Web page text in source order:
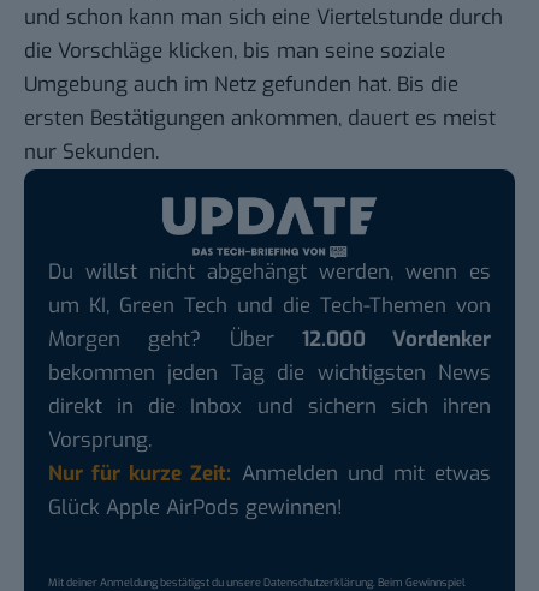
und schon kann man sich eine Viertelstunde durch
die Vorschläge klicken, bis man seine soziale
Umgebung auch im Netz gefunden hat. Bis die
ersten Bestätigungen ankommen, dauert es meist
nur Sekunden.
Du willst nicht abgehängt werden, wenn es
um KI, Green Tech und die Tech-Themen von
Morgen geht? Über 12.000 Vordenker
bekommen jeden Tag die wichtigsten News
direkt in die Inbox und sichern sich ihren
Vorsprung.
Nur für kurze Zeit: Anmelden und mit etwas
Glück Apple AirPods gewinnen!
Mit deiner Anmeldung bestätigst du unsereDatenschutzerklärung. Beim Gewinnspiel